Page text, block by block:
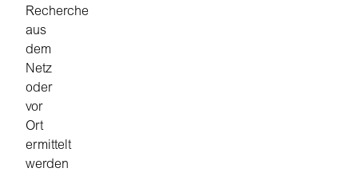
Recherche
aus
dem
Netz
oder
vor
Ort
ermittelt
werden